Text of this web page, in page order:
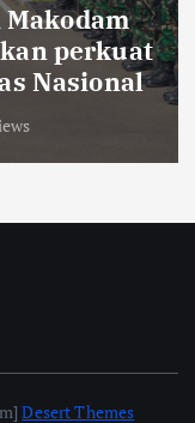
Desert Themes